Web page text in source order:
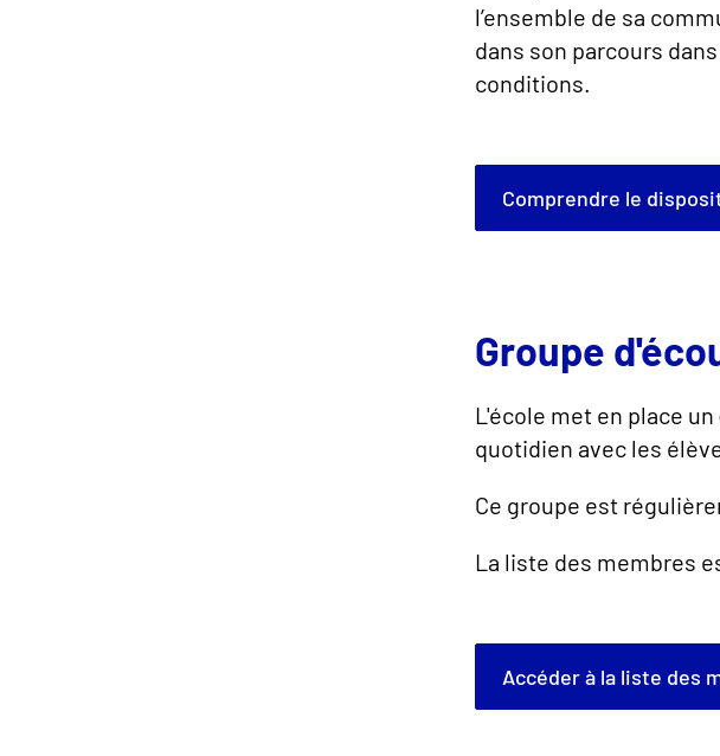
l’ensemble de sa
dans son parcours
conditions.
Comprendre le
Groupe
L'école met en place un
quotidien avec les
Ce groupe est
La liste des membres
Accéder à la liste des